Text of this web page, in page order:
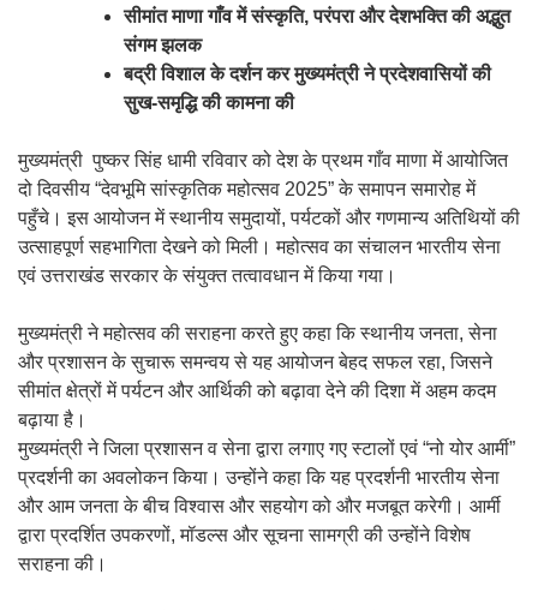
सीमांत माणा गाँव में संस्कृति, परंपरा और देशभक्ति की अद्भुत
संगम झलक
बद्री विशाल के दर्शन कर मुख्यमंत्री ने प्रदेशवासियों की
सुख-समृद्धि की कामना की
मुख्यमंत्री पुष्कर सिंह धामी रविवार को देश के प्रथम गाँव माणा में आयोजित
दो दिवसीय “देवभूमि सांस्कृतिक महोत्सव 2025” के समापन समारोह में
पहुँचे। इस आयोजन में स्थानीय समुदायों, पर्यटकों और गणमान्य अतिथियों की
उत्साहपूर्ण सहभागिता देखने को मिली। महोत्सव का संचालन भारतीय सेना
एवं उत्तराखंड सरकार के संयुक्त तत्वावधान में किया गया।
मुख्यमंत्री ने महोत्सव की सराहना करते हुए कहा कि स्थानीय जनता, सेना
और प्रशासन के सुचारू समन्वय से यह आयोजन बेहद सफल रहा, जिसने
सीमांत क्षेत्रों में पर्यटन और आर्थिकी को बढ़ावा देने की दिशा में अहम कदम
बढ़ाया है।
मुख्यमंत्री ने जिला प्रशासन व सेना द्वारा लगाए गए स्टालों एवं “नो योर आर्मी”
प्रदर्शनी का अवलोकन किया। उन्होंने कहा कि यह प्रदर्शनी भारतीय सेना
और आम जनता के बीच विश्वास और सहयोग को और मजबूत करेगी। आर्मी
द्वारा प्रदर्शित उपकरणों, मॉडल्स और सूचना सामग्री की उन्होंने विशेष
सराहना की।